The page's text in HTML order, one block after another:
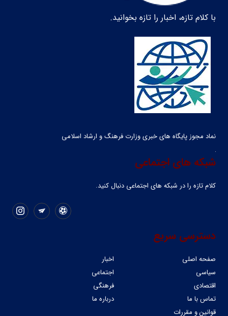
با کلام تازه، اخبار را تازه بخوانید.
نماد مجوز پایگاه های خبری وزارت فرهنگ و ارشاد اسلامی
شبکه های اجتماعی
کلام تازه را در شبکه ‌های اجتماعی دنبال کنید.
دسترسی سریع
صفحه اصلی
اخبار
سیاسی
اجتماعی
اقتصادی
فرهنگی
تماس با ما
درباره ما
قوانین و مقررات